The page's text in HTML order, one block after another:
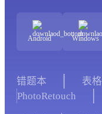
Android Windows
错题本 表格
PhotoRetouch